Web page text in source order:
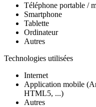
Téléphone portable /
Smartphone
Tablette
Ordinateur
Autres
Technologies utilisées
Internet
Application mobile
HTML5, ...)
Autres